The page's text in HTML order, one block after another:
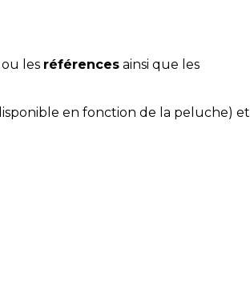
les références ainsi que les
en fonction de la peluche) et